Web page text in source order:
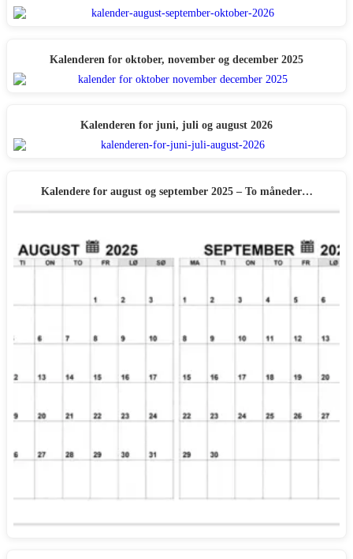
Kalenderen for oktober, november og december 2025
Kalenderen for juni, juli og august 2026
Kalendere for august og september 2025 – To måneder…